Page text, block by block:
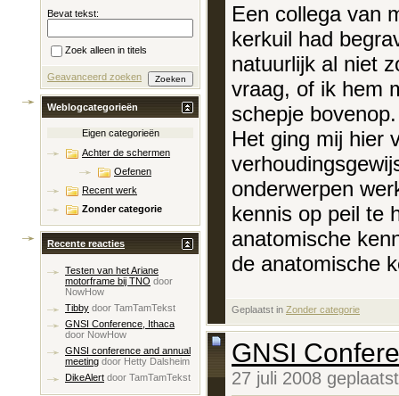
Een collega van
kerkuil had
natuurlijk al niet
vraag, of ik hem
schepje bovenop.
Het ging mij hier
onderwerpen
kennis op peil te
anatomische
de anatomische
Geplaatst in Zonder categorie
GNSI
27 juli 2008
Bevat tekst:
Zoek alleen in titels
Geavanceerd zoeken
Weblogcategorieën
Eigen categorieën
Achter de schermen
Oefenen
Recent werk
Zonder categorie
Recente reacties
Testen van het Ariane
motorframe bij TNO door
NowHow
Tibby door TamTamTekst
GNSI Conference, Ithaca
door NowHow
GNSI conference and annual
meeting door Hetty Dalsheim
DikeAlert door TamTamTekst